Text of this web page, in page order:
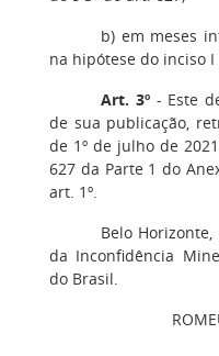
b) em meses
na hipótese do inciso I
Art. 3º- Este
de sua publicação,
de 1º de julho de
627 da Parte 1 do
art. 1º.
Belo
da Inconfidência
do Brasil.